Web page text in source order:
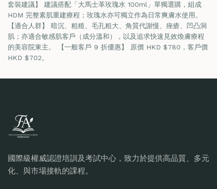
套裝建議】 建議搭配「大馬士革玫瑰水 100ml」單獨選購，組成
HDM 完整素肌重建療程；玫瑰水亦可獨立作為日常爽膚水使用。
【適合人群】 暗沉、粗糙、毛孔粗大、角質代謝慢、痤瘡、凹凸洞
肌；亦適合敏感肌客戶（成分溫和），以及追求快速見效煥膚療程
的美容院東主。 【一般客戶 9 折優惠】 原價 HKD $780，客戶價
HKD $702。
國際級權威認證培訓及考試中心，致力於提供高品質、多元
化、與市場接軌的課程。